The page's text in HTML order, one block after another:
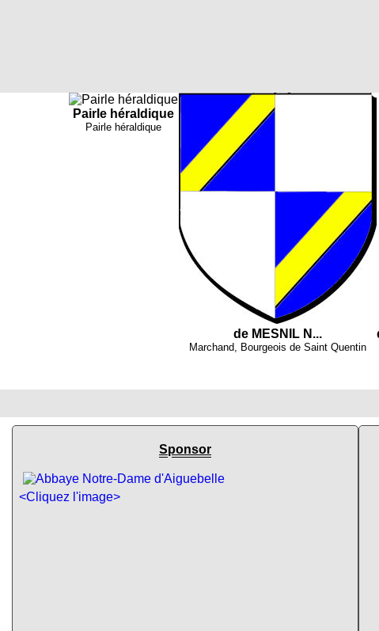
Pairle héraldique
Pairle héraldique
de MESNIL N...
Marchand, Bourgeois de Saint Quentin
Sponsor
<Cliquez l'image>